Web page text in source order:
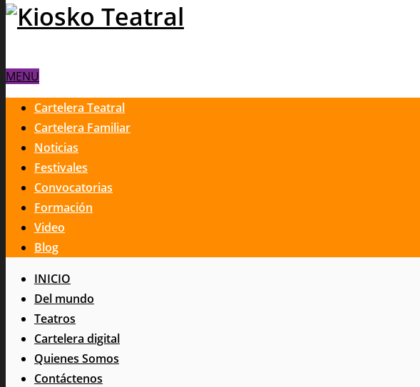
MENU
Cartelera Teatral
Cartelera Familiar
Noticias
Festivales
Convocatorias
Formación
Video
Blog
INICIO
Del mundo
Teatros
Cartelera digital
Quienes Somos
Contáctenos